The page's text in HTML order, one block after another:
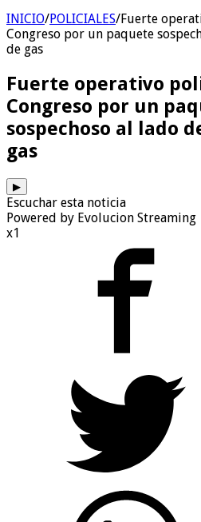
INICIO/POLICIALES/Fuerte
Congreso por un paquete
de gas
Fuerte operativo
Congreso por un
sospechoso al lado
gas
▶
Escuchar esta noticia
Powered by Evolucion Streaming
x1